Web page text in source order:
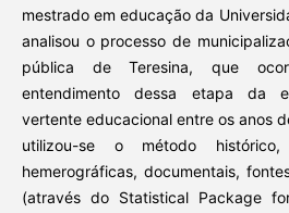
mestrado em educação da
analisou o processo de
pública de Teresina, que
entendimento dessa etapa da
vertente educacional entre os anos
utilizou-se o método
hemerográficas, documentais,
(através do Statistical Package